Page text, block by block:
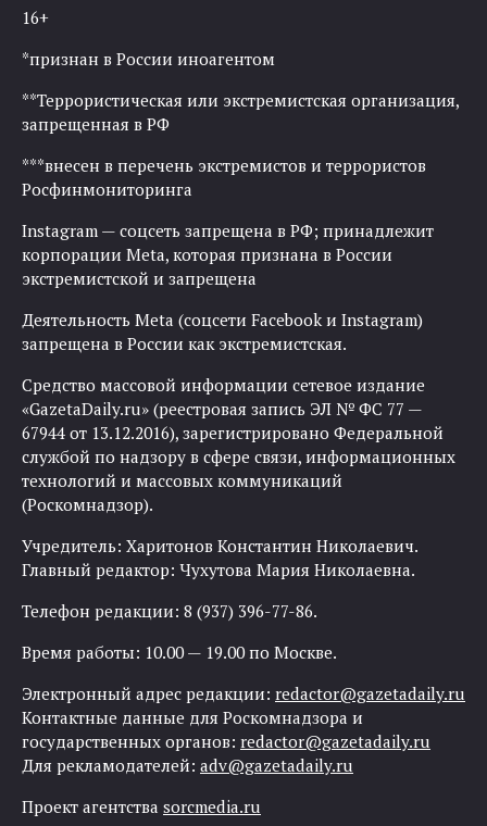
16+
*признан в России иноагентом
**Террористическая или экстремистская организация,
запрещенная в РФ
***внесен в перечень экстремистов и террористов
Росфинмониторинга
Instagram — соцсеть запрещена в РФ; принадлежит
корпорации Meta, которая признана в России
экстремистской и запрещена
Деятельность Meta (соцсети Facebook и Instagram)
запрещена в России как экстремистская.
Средство массовой информации сетевое издание
«GazetaDaily.ru» (реестровая запись ЭЛ № ФС 77 —
67944 от 13.12.2016), зарегистрировано Федеральной
службой по надзору в сфере связи, информационных
технологий и массовых коммуникаций
(Роскомнадзор).
Учредитель: Харитонов Константин Николаевич.
Главный редактор: Чухутова Мария Николаевна.
Телефон редакции: 8 (937) 396-77-86.
Время работы: 10.00 — 19.00 по Москве.
Электронный адрес редакции: redactor@gazetadaily.ru
Контактные данные для Роскомнадзора и
государственных органов: redactor@gazetadaily.ru
Для рекламодателей: adv@gazetadaily.ru
Проект агентства sorcmedia.ru